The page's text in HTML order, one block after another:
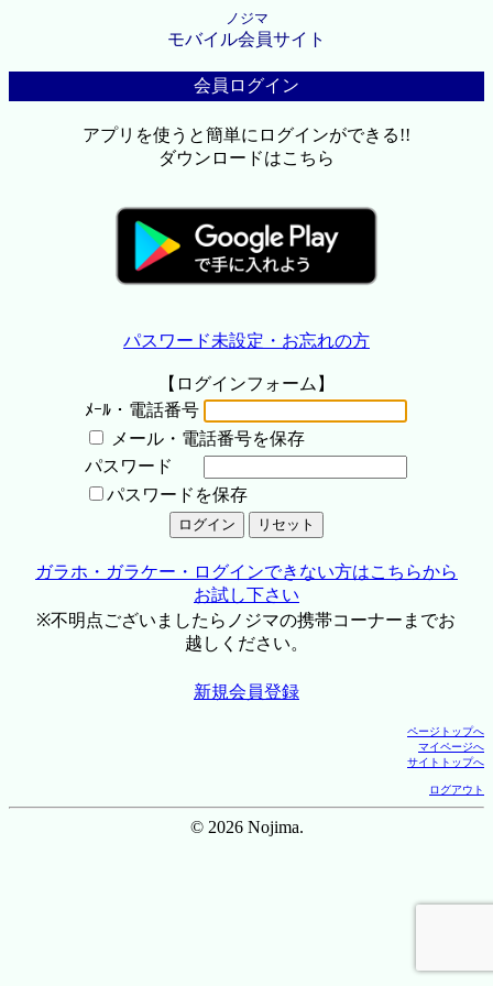
ノジマ
モバイル会員サイト
会員ログイン
アプリを使うと簡単にログインができる!!
ダウンロードはこちら
パスワード未設定・お忘れの方
【ログインフォーム】
ﾒｰﾙ・電話番号
メール・電話番号を保存
パスワード
パスワードを保存
ガラホ・ガラケー・ログインできない方はこちらから
お試し下さい
※不明点ございましたらノジマの携帯コーナーまでお
越しください。
新規会員登録
ページトップへ
マイページへ
サイトトップへ
ログアウト
© 2026 Nojima.